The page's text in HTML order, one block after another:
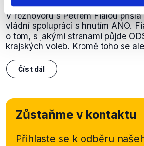
V rozhovoru s Petrem Fialou
vládní spolupráci s hnutím ANO.
o tom, s jakými stranami půjde
krajských voleb. Kromě toho se
Číst dál
Zůstaňme v kontaktu
Přihlaste se k odběru